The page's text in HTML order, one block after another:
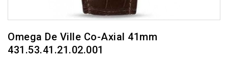
Omega De Ville Co-Axial 41mm
431.53.41.21.02.001